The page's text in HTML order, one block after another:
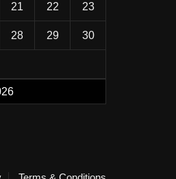
21 22 23
28 29 30